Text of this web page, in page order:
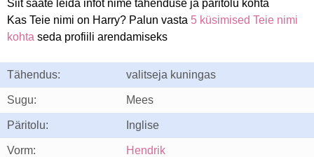
Siit saate leida infot nime tähenduse ja päritolu kohta
Kas Teie nimi on Harry? Palun vasta 5 küsimised Teie nimi
kohta seda profiili arendamiseks
Tähendus: valitseja kuningas
Sugu: Mees
Päritolu: Inglise
Vorm: Hendrik